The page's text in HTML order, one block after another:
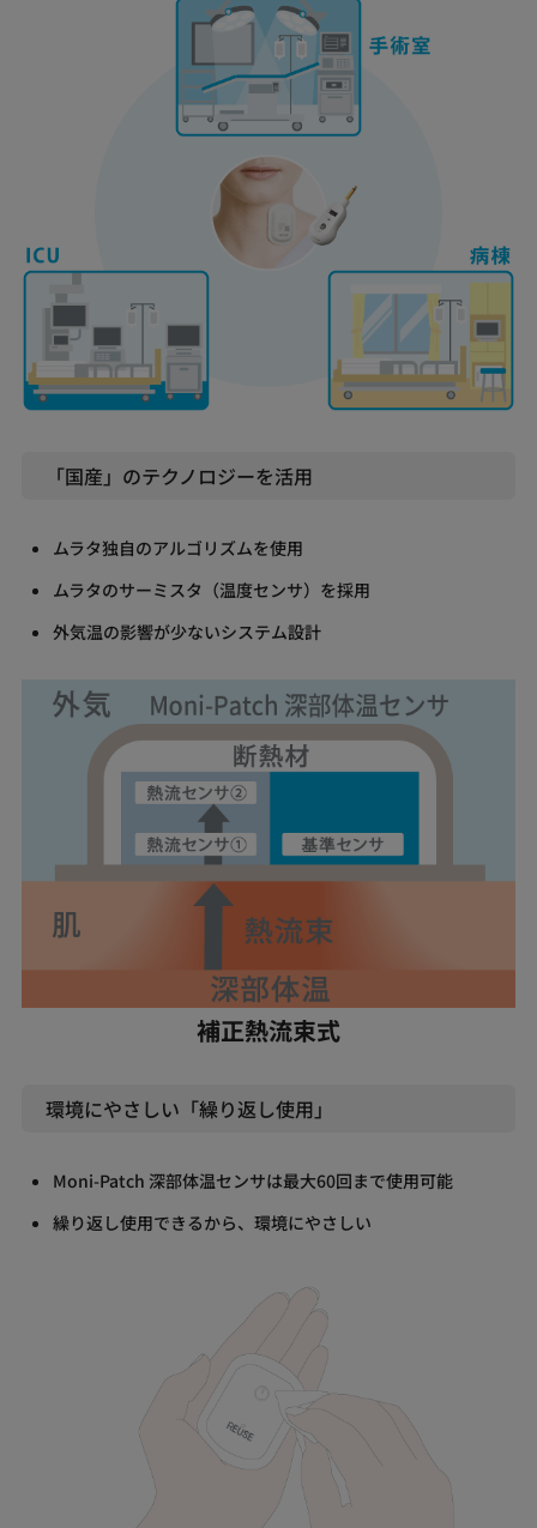
「国産」のテクノロジーを活用
ムラタ独自のアルゴリズムを使用
ムラタのサーミスタ（温度センサ）を採用
外気温の影響が少ないシステム設計
補正熱流束式
環境にやさしい「繰り返し使用」
Moni-Patch 深部体温センサは最大60回まで使用可能
繰り返し使用できるから、環境にやさしい